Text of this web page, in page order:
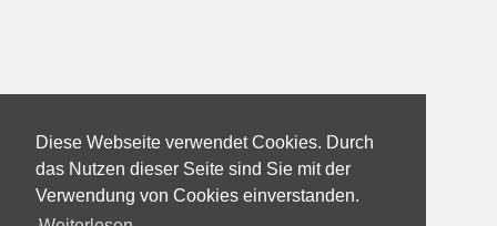
Diese Webseite verwendet Cookies. Durch
das Nutzen dieser Seite sind Sie mit der
Verwendung von Cookies einverstanden.